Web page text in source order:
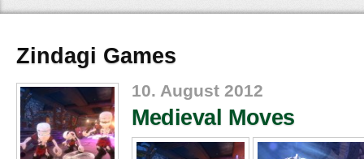
Zindagi Games
10. August 2012
Medieval Moves